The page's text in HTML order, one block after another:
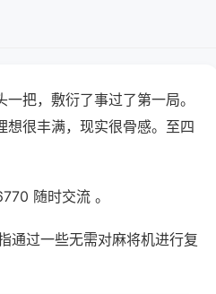
把，敷衍了事过了第一局。
想很丰满，现实很骨感。至四
随时交流 。
通过一些无需对麻将机进行复